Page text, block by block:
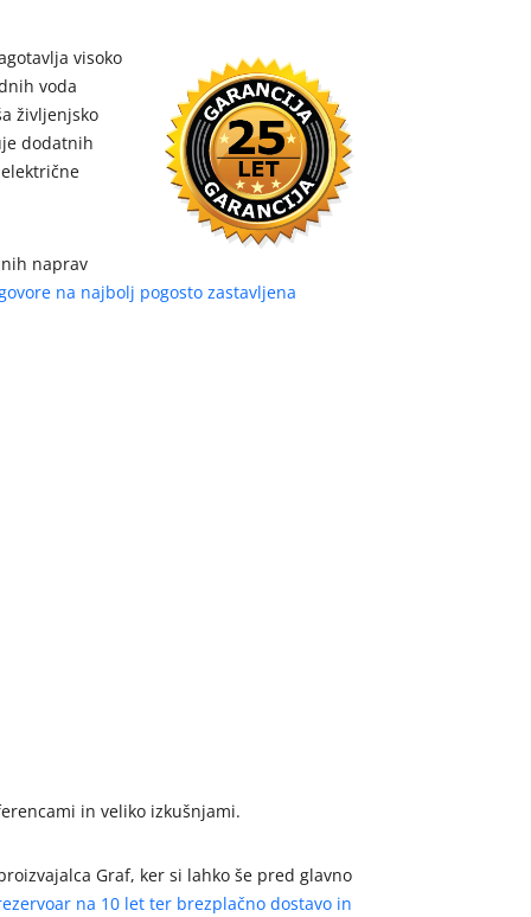
visoko
voda
življenjsko
dodatnih
naprav
na najbolj pogosto zastavljena
in veliko izkušnjami.
Graf, ker si lahko še pred glavno
na 10 let ter brezplačno dostavo in